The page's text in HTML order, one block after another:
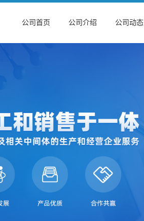
公司首页 公司介绍 公司动态